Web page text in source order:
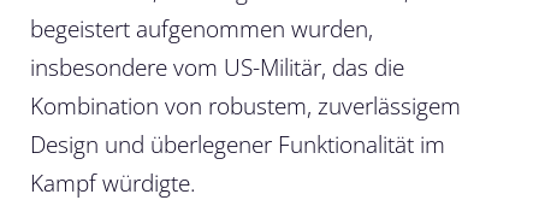
begeistert aufgenommen wurden,
insbesondere vom US-Militär, das die
Kombination von robustem, zuverlässigem
Design und überlegener Funktionalität im
Kampf würdigte.